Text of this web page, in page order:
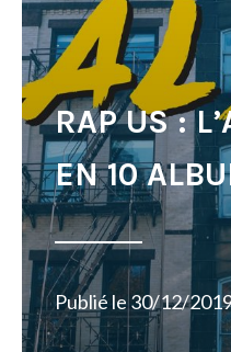
RAP US :
EN 10
Publié le 30/12/